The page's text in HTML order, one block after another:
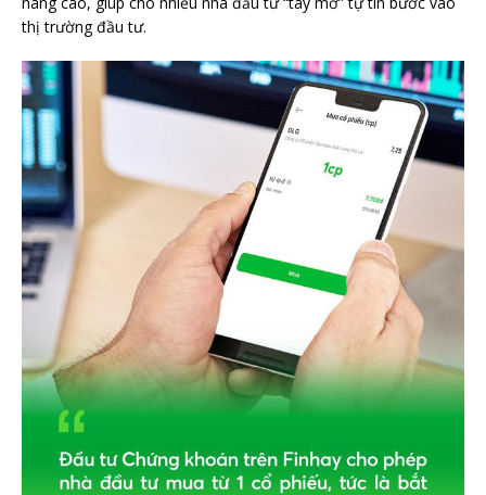
thị trường đầu tư.